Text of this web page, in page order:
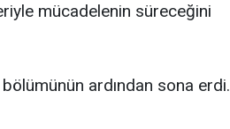
mücadelenin süreceğini
ardından sona erdi.